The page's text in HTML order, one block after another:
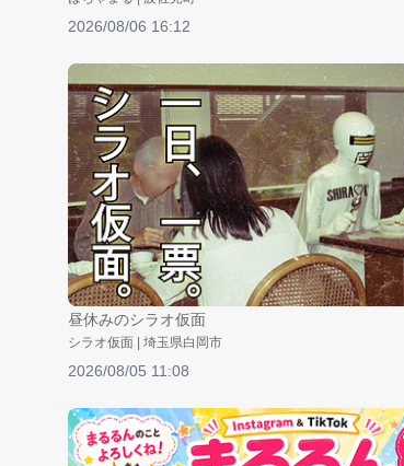
2026/08/06 16:12
昼休みのシラオ仮面
シラオ仮面 | 埼玉県白岡市
2026/08/05 11:08